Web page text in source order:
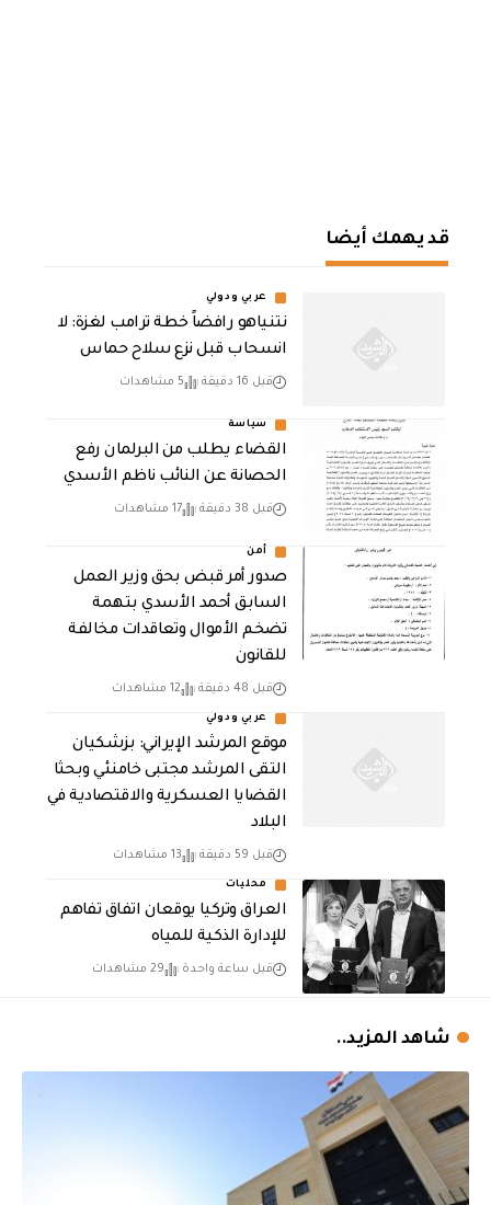
قد يهمك أيضا
عربي ودولي
نتنياهو رافضاً خطة ترامب لغزة: لا
انسحاب قبل نزع سلاح حماس
قبل 16 دقيقة 5 مشاهدات
سياسة
القضاء يطلب من البرلمان رفع
الحصانة عن النائب ناظم الأسدي
قبل 38 دقيقة 17 مشاهدات
أمن
صدور أمر قبض بحق وزير العمل
السابق أحمد الأسدي بتهمة
تضخم الأموال وتعاقدات مخالفة
للقانون
قبل 48 دقيقة 12 مشاهدات
عربي ودولي
موقع المرشد الإيراني: بزشكيان
التقى المرشد مجتبى خامنئي وبحثا
القضايا العسكرية والاقتصادية في
البلاد
قبل 59 دقيقة 13 مشاهدات
محليات
العراق وتركيا يوقعان اتفاق تفاهم
للإدارة الذكية للمياه
قبل ساعة واحدة 29 مشاهدات
شاهد المزيد..